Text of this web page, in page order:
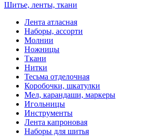
Шитье, ленты, ткани
Лента атласная
Наборы, ассорти
Молнии
Ножницы
Ткани
Нитки
Тесьма отделочная
Коробочки, шкатулки
Мел, карандаши, маркеры
Игольницы
Инструменты
Лента капроновая
Наборы для шитья